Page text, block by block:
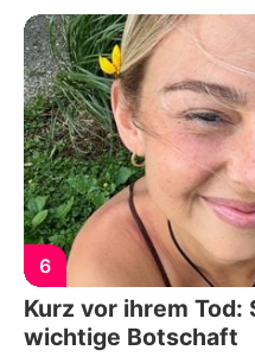
6
Kurz vor ihrem
wichtige Botschaft